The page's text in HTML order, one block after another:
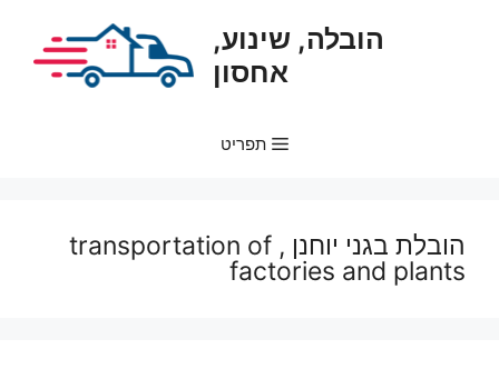
הובלה, שינוע,
אחסון
תפריט
הובלת בגני יוחנן , transportation of
factories and plants